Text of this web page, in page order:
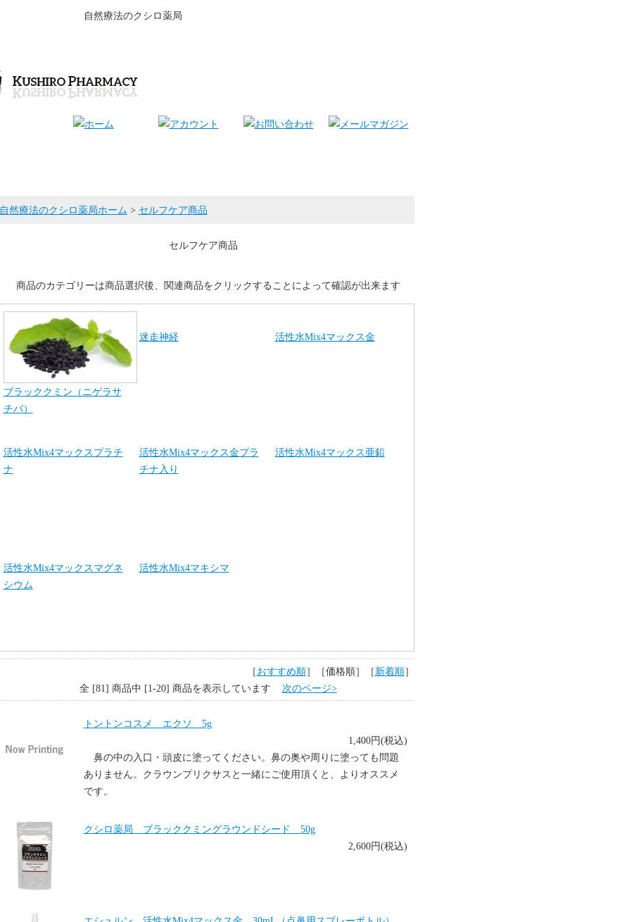
自然療法のクシロ薬局
自然療法のクシロ薬局ホーム > セルフケア商品
セルフケア商品
商品のカテゴリーは商品選択後、関連商品をクリックすることによって確認が出来ます
ブラッククミン（ニゲラサ
チバ）
迷走神経 活性水Mix4マックス金
活性水Mix4マックスプラチ
ナ
活性水Mix4マックス金プラ
チナ入り
活性水Mix4マックス亜鉛
活性水Mix4マックスマグネ
シウム
活性水Mix4マキシマ
［おすすめ順］［価格順］［新着順］
全 [81] 商品中 [1-20] 商品を表示しています 次のページ>
トントンコスメ エクソ 5g
1,400円(税込)
鼻の中の入口・頭皮に塗ってください。鼻の奥や周りに塗っても問題
ありません。クラウンプリクサスと一緒にご使用頂くと、よりオススメ
です。
クシロ薬局 ブラッククミングラウンドシード 50g
2,600円(税込)